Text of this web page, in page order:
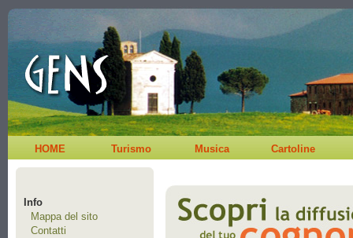
HOME Turismo Musica Cartoline
Info
Mappa del sito
Contatti